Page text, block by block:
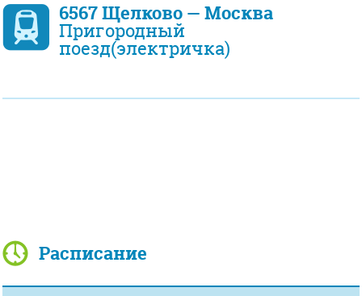
6567 Щелково — Москва
Пригородный
поезд(электричка)
Расписание